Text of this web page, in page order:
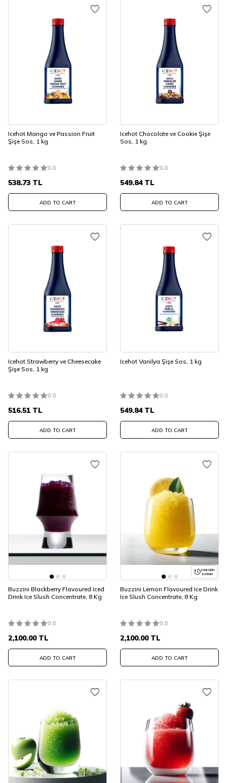
Icehot Mango ve Passion Fruit
Şişe Sos, 1 kg
0.0
538.73 TL
ADD TO CART
Icehot Chocolate ve Cookie Şişe
Sos, 1 kg
0.0
549.84TL
ADD TO CART
Icehot Strawberry ve Cheesecake
Şişe Sos, 1 kg
0.0
516.51 TL
ADD TO CART
Icehot Vanilya Şişe Sos, 1 kg
0.0
549.84TL
ADD TO CART
Buzzini Blackberry Flavoured Iced
Drink Ice Slush Concentrate, 8 Kg
0.0
2,100.00TL
ADD TO CART
AYNI GÜN
KARGO
Buzzini Lemon Flavoured Ice Drink
Ice Slush Concentrate, 8 Kg
0.0
2,100.00TL
ADD TO CART